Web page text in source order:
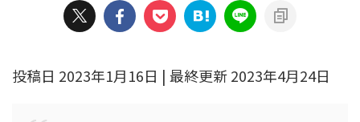
投稿日 2023年1月16日 | 最終更新 2023年4月24日